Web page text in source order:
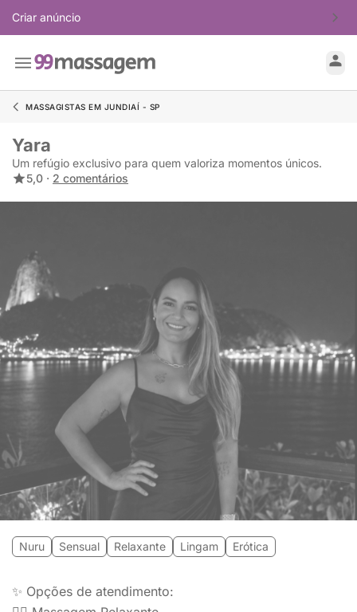
Criar anúncio
MASSAGISTAS EM JUNDIAÍ - SP
Yara
Um refúgio exclusivo para quem valoriza momentos únicos.
5,0 · 2 comentários
Nuru Sensual Relaxante Lingam Erótica
✨ Opções de atendimento: